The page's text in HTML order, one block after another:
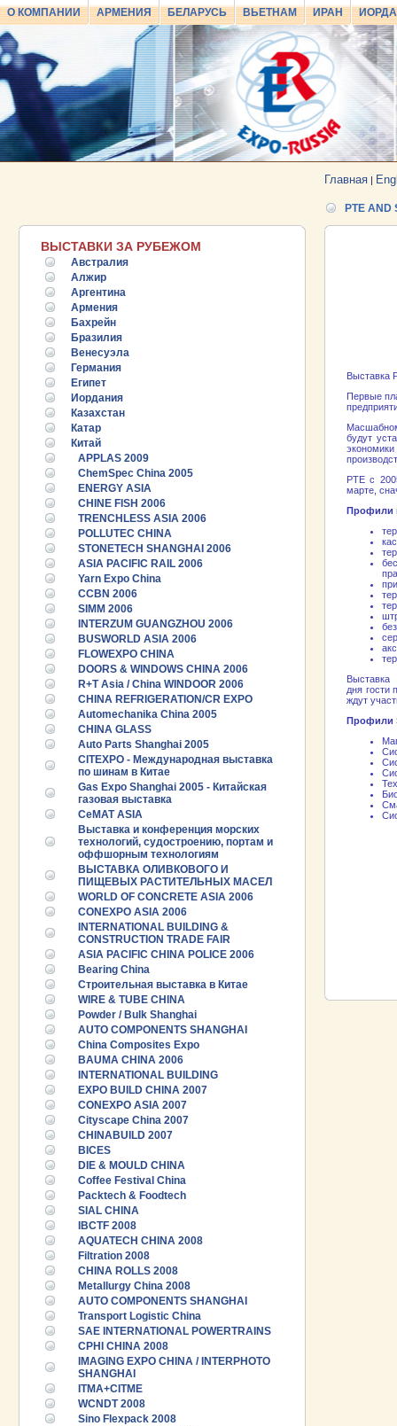
О КОМПАНИИ АРМЕНИЯ БЕЛАРУСЬ ВЬЕТНАМ ИРАН
Главная |
ВЫСТАВКИ ЗА РУБЕЖОМ
Австралия
Алжир
Аргентина
Армения
Бахрейн
Бразилия
Венесуэла
Германия
Египет
Иордания
Казахстан
Катар
Китай
APPLAS 2009
ChemSpec China 2005
ENERGY ASIA
CHINE FISH 2006
TRENCHLESS ASIA 2006
POLLUTEC CHINA
STONETECH SHANGHAI 2006
ASIA PACIFIC RAIL 2006
Yarn Expo China
CCBN 2006
SIMM 2006
INTERZUM GUANGZHOU 2006
BUSWORLD ASIA 2006
FLOWEXPO CHINA
DOORS & WINDOWS CHINA 2006
R+T Asia / China WINDOOR 2006
CHINA REFRIGERATION/CR EXPO
Automechanika China 2005
CHINA GLASS
Auto Parts Shanghai 2005
CITEXPO - Международная выставка
по шинам в Китае
Gas Expo Shanghai 2005 - Китайская
газовая выставка
CeMAT ASIA
Выставка и конференция морских
технологий, судостроению, портам и
оффшорным технологиям
ВЫСТАВКА ОЛИВКОВОГО И
ПИЩЕВЫХ РАСТИТЕЛЬНЫХ МАСЕЛ
WORLD OF CONCRETE ASIA 2006
CONEXPO ASIA 2006
INTERNATIONAL BUILDING &
CONSTRUCTION TRADE FAIR
ASIA PACIFIC CHINA POLICE 2006
Bearing China
Строительная выставка в Китае
WIRE & TUBE CHINA
Powder / Bulk Shanghai
AUTO COMPONENTS SHANGHAI
China Composites Expo
BAUMA CHINA 2006
INTERNATIONAL BUILDING
EXPO BUILD CHINA 2007
CONEXPO ASIA 2007
Cityscape China 2007
CHINABUILD 2007
BICES
DIE & MOULD CHINA
Coffee Festival China
Packtech & Foodtech
SIAL CHINA
IBCTF 2008
AQUATECH CHINA 2008
Filtration 2008
CHINA ROLLS 2008
Metallurgy China 2008
AUTO COMPONENTS SHANGHAI
Transport Logistic China
SAE INTERNATIONAL POWERTRAINS
CPHI CHINA 2008
IMAGING EXPO CHINA / INTERPHOTO
SHANGHAI
ITMA+CITME
WCNDT 2008
Sino Flexpack 2008
PTE AND
Выставка
Первые
будут
экономики
PTE с
марте,
Профили
дня гости
ждут
Профили